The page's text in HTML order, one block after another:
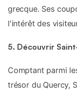
grecque. Ses
l'intérêt des
5. Découvrir
Comptant parmi
trésor du Quercy,